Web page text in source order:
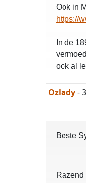
Ook in
https://
In de
ook al
Ozlady-
Beste
Razend